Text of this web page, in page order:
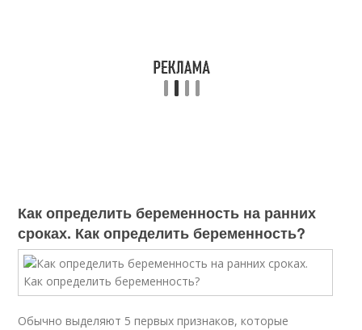
Как определить беременность на ранних
сроках. Как определить беременность?
Обычно выделяют 5 первых признаков, которые